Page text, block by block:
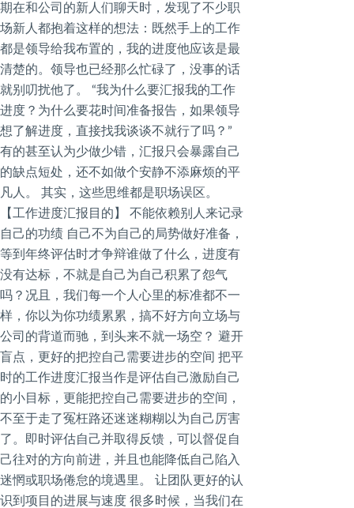
期在和公司的新人们聊天时，发现了不少职
场新人都抱着这样的想法：既然手上的工作
都是领导给我布置的，我的进度他应该是最
清楚的。领导也已经那么忙碌了，没事的话
就别叨扰他了。 “我为什么要汇报我的工作
进度？为什么要花时间准备报告，如果领导
想了解进度，直接找我谈谈不就行了吗？”
有的甚至认为少做少错，汇报只会暴露自己
的缺点短处，还不如做个安静不添麻烦的平
凡人。 其实，这些思维都是职场误区。
【工作进度汇报目的】 不能依赖别人来记录
自己的功绩 自己不为自己的局势做好准备，
等到年终评估时才争辩谁做了什么，进度有
没有达标，不就是自己为自己积累了怨气
吗？况且，我们每一个人心里的标准都不一
样，你以为你功绩累累，搞不好方向立场与
公司的背道而驰，到头来不就一场空？ 避开
盲点，更好的把控自己需要进步的空间 把平
时的工作进度汇报当作是评估自己激励自己
的小目标，更能把控自己需要进步的空间，
不至于走了冤枉路还迷迷糊糊以为自己厉害
了。即时评估自己并取得反馈，可以督促自
己往对的方向前进，并且也能降低自己陷入
迷惘或职场倦怠的境遇里。 让团队更好的认
识到项目的进展与速度 很多时候，当我们在